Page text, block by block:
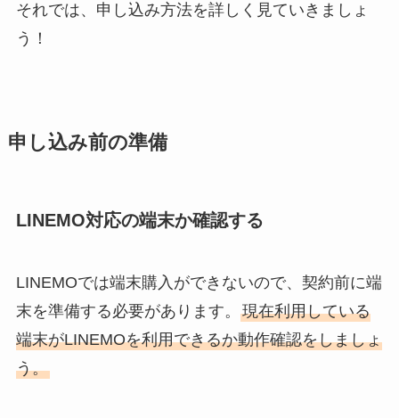
それでは、申し込み方法を詳しく見ていきましょ
う！
申し込み前の準備
LINEMO対応の端末か確認する
LINEMOでは端末購入ができないので、契約前に端
末を準備する必要があります。 現在利用している
端末がLINEMOを利用できるか動作確認をしましょ
う。